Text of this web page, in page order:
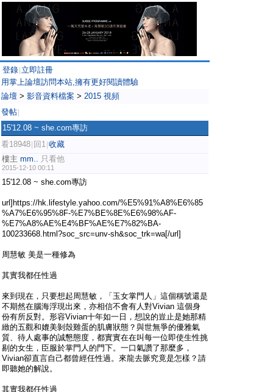
登錄 立即註冊
用掌上論壇訪問本站,擁有更好閱讀體驗
論壇 > 影音資料檔案 > 2015 視頻
發帖
15'12.08 ~ she.com專訪
看18948 回1 收藏
樓主 mm.. 只看他
2015-12-10 00:11
15'12.08 ~ she.com專訪
url]https://hk.lifestyle.yahoo.com/%E5%91%A8%E6%85
%A7%E6%95%8F-%E7%BE%8E%E6%98%AF-
%E7%A8%AE%E4%BF%AE%E7%82%BA-
100233668.html?soc_src=unv-sh&soc_trk=wa[/url]
周慧敏 美是一種修為
其實我都任性過
來到現在，只要想起周慧敏，「玉女掌門人」這個稱號還是
不期然在腦海浮現出來，亦相信不會有人對Vivian 這個身
份有所反對。形容Vivian十年如一日，想說的豈止是她那精
緻的五觀和媲美剝殼雞蛋的肌膚狀態？與世無爭的優雅氣
質、待人處事的誠懇態度，都實實在在叫每一位即使生性挑
剔的女生，臣服於掌門人的門下。一口氣讚了那麼多，
Vivian卻直言自己都曾經任性過。來龍去脈究竟是怎樣？請
即聽她的解說。
其實我都任性過